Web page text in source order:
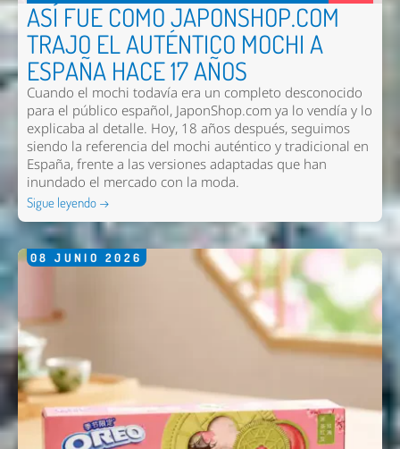
ASÍ FUE COMO JAPONSHOP.COM
TRAJO EL AUTÉNTICO MOCHI A
ESPAÑA HACE 17 AÑOS
Cuando el mochi todavía era un completo desconocido
para el público español, JaponShop.com ya lo vendía y lo
explicaba al detalle. Hoy, 18 años después, seguimos
siendo la referencia del mochi auténtico y tradicional en
España, frente a las versiones adaptadas que han
inundado el mercado con la moda.
Sigue leyendo →
08 JUNIO 2026